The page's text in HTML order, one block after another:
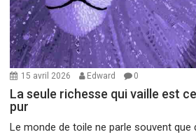
15 avril 2026 Edward 0
La seule richesse qui vaille est
pur
Le monde de toile ne parle souvent que